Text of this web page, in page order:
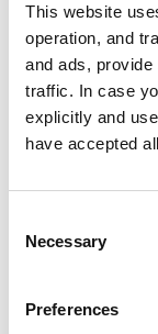
This website
operation, and
and ads,
traffic. In case
explicitly and
have accepted
Selection
Necessary
Preferences
campo e
Uma possível
que os dados
está
você não